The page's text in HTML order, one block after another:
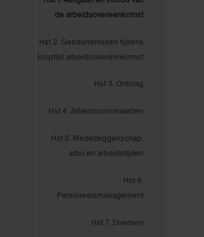
de arbeidsovereenkomst
Hst 2. Gebeurtenissen tijdens
looptijd arbeidsovereenkomst
Hst 3. Ontslag
Hst 4. Arbeidsvoorwaarden
Hst 5. Medezeggenschap,
arbo en arbeidstijden
Hst 6.
Personeelsmanagement
Hst 7. Diversen